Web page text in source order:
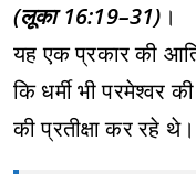
(लूका 16:19–31) ।
यह एक प्रकार की
कि धर्मी भी परमेश्वर
की प्रतीक्षा कर रहे थे।